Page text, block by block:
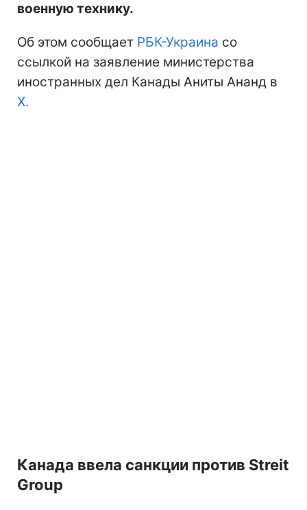
военную технику.
Об этом сообщает РБК-Украина со
ссылкой на заявление министерства
иностранных дел Канады Аниты Ананд в
Х.
Канада ввела санкции против Streit
Group